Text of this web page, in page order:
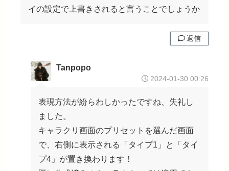
イの設定で上書きされると言うことでしょうか
返信
Tanpopo
2024-01-30 00:26
表現方法が紛らわしかったですね、失礼し
ました。
キャラクリ画面のプリセットを選んだ画面
で、右側に表示される「タイプ1」と「タイ
プ4」が置き換わります！